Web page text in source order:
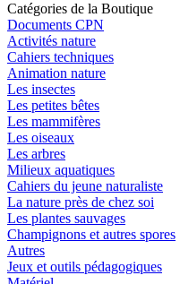
Catégories de la Boutique
Documents CPN
Activités nature
Cahiers techniques
Animation nature
Les insectes
Les petites bêtes
Les mammifères
Les oiseaux
Les arbres
Milieux aquatiques
Cahiers du jeune naturaliste
La nature près de chez soi
Les plantes sauvages
Champignons et autres spores
Autres
Jeux et outils pédagogiques